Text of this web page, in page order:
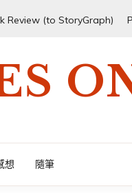
Review (to StoryGraph)
想 隨筆